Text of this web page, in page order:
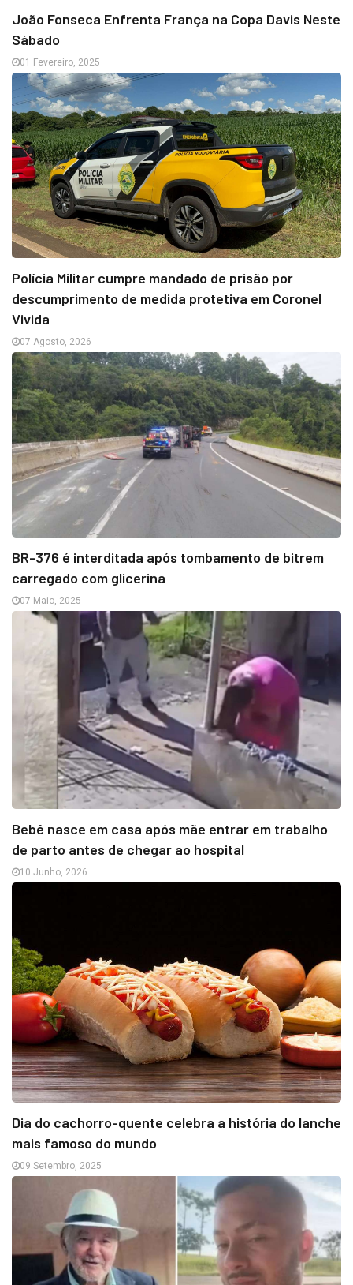
João Fonseca Enfrenta França na Copa Davis Neste
Sábado
01 Fevereiro, 2025
Polícia Militar cumpre mandado de prisão por
descumprimento de medida protetiva em Coronel
Vivida
07 Agosto, 2026
BR-376 é interditada após tombamento de bitrem
carregado com glicerina
07 Maio, 2025
Bebê nasce em casa após mãe entrar em trabalho
de parto antes de chegar ao hospital
10 Junho, 2026
Dia do cachorro-quente celebra a história do lanche
mais famoso do mundo
09 Setembro, 2025